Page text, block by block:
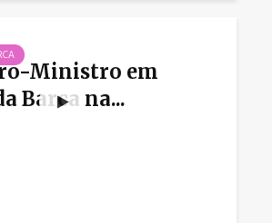
Ministro em
Barca na...